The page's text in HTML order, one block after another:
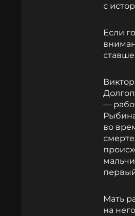
с
Если
—
во
Мать
на